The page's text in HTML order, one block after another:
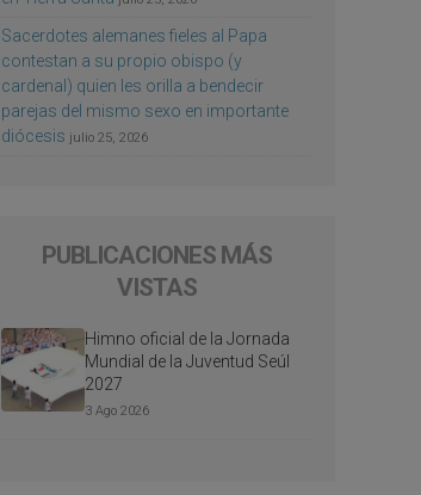
Sacerdotes alemanes fieles al Papa
contestan a su propio obispo (y
cardenal) quien les orilla a bendecir
parejas del mismo sexo en importante
diócesis julio 25, 2026
PUBLICACIONES MÁS
VISTAS
Himno oficial de la Jornada
Mundial de la Juventud Seúl
2027
3 Ago 2026